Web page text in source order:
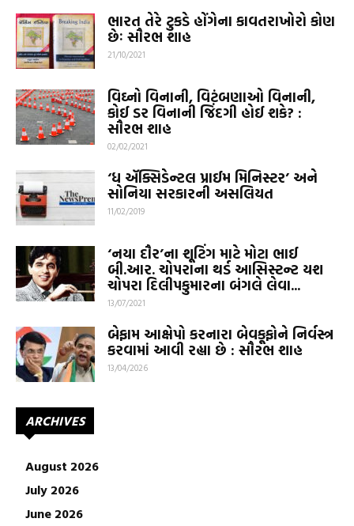
ભારત તેરે ટુકડે હોંગેના કાવતરાખોરો કોણ
છેઃ સૌરભ શાહ
21/10/2021
વિઘ્નો વિનાની, વિટંબણાઓ વિનાની,
કોઈ ડર વિનાની જિંદગી હોઈ શકે? :
સૌરભ શાહ
02/02/2021
‘ધ ઍક્સિડેન્ટલ પ્રાઈમ મિનિસ્ટર’ અને
સોનિયા સરકારની અસલિયત
11/02/2019
‘નયા દૌર’ના શૂટિંગ માટે મોટા ભાઈ
બી.આર. ચોપરાના થર્ડ આસિસ્ટન્ટ યશ
ચોપરા દિલીપકુમારના બંગલે લેવા...
13/07/2021
બેફામ આક્ષેપો કરનારા બેવકૂફોને નિર્વસ્ત્ર
કરવામાં આવી રહ્યા છે : સૌરભ શાહ
13/04/2026
ARCHIVES
August 2026
July 2026
June 2026